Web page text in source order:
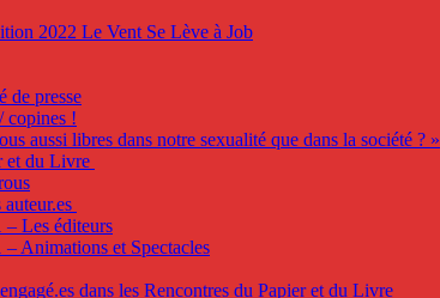
2022 Le Vent Se Lève à Job
de presse
copines !
aussi libres dans notre sexualité que dans la société ? »
et du Livre
Les éditeurs
Animations et Spectacles
dans les Rencontres du Papier et du Livre